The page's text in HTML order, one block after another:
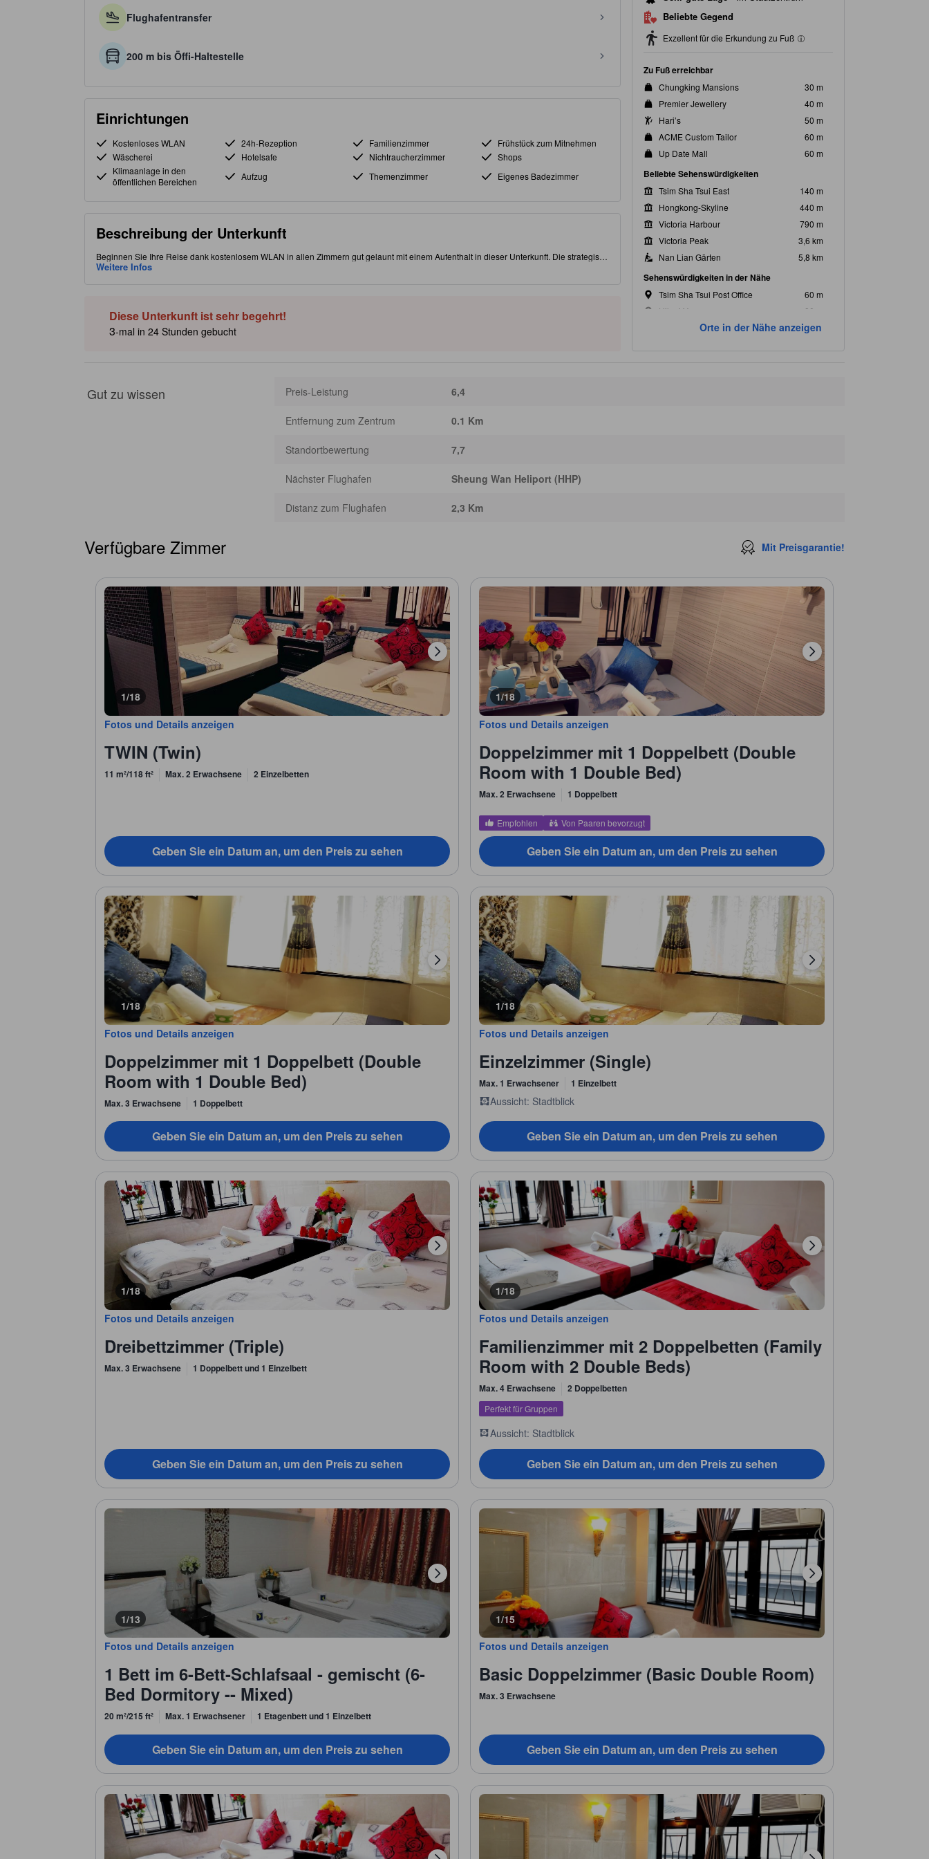
Flughafentransfer
200 m bis Öffi-Haltestelle
Einrichtungen
Kostenloses WLAN 24h-Rezeption Familienzimmer
Frühstück zum Mitnehmen
Wäscherei
Hotelsafe Nichtraucherzimmer
Shops
Klimaanlage in den
öffentlichen Bereichen
Aufzug Themenzimmer Eigenes Badezimmer
Beschreibung der Unterkunft
Beginnen Sie Ihre Reise dank kostenlosem WLAN in allen Zimmern gut gelaunt mit einem Aufenthalt in dieser Unterkunft. Die strategisch
günstige Lage im Stadtteil "Tsim Sha Tsui" erlaubt es Ihnen, alle Sehenswürdigkeiten bequem zu erreichen.
Weitere Infos
Diese Unterkunft ist sehr begehrt!
3-mal in 24 Stunden gebucht
Beliebte Gegend
Exzellent für die Erkundung zu Fuß
Zu Fuß erreichbar
Chungking Mansions
30 m
Premier Jewellery
40 m
Hari’s
50 m
ACME Custom Tailor
60 m
Up Date Mall
60 m
Beliebte Sehenswürdigkeiten
Tsim Sha Tsui East
140 m
Hongkong-Skyline
440 m
Victoria Harbour
790 m
Victoria Peak
3,6 km
Nan Lian Gärten
5,8 km
Sehenswürdigkeiten in der Nähe
Tsim Sha Tsui Post Office
60 m
Hikari Yoga
80 m
Prestige Tower
110 m
Orte in der Nähe anzeigen
Gut zu wissen Preis-Leistung 6,4
Entfernung zum Zentrum 0.1 Km
Standortbewertung 7,7
Nächster Flughafen Sheung Wan Heliport (HHP)
Distanz zum Flughafen 2,3 Km
Verfügbare Zimmer Mit Preisgarantie!
1/18
Fotos und Details anzeigen
TWIN (Twin)
11 m²/118 ft² Max. 2 Erwachsene 2 Einzelbetten
Geben Sie ein Datum an, um den Preis zu sehen
1/18
Fotos und Details anzeigen
Doppelzimmer mit 1 Doppelbett (Double
Room with 1 Double Bed)
Max. 2 Erwachsene 1 Doppelbett
Empfohlen Von Paaren bevorzugt
Geben Sie ein Datum an, um den Preis zu sehen
1/18
Fotos und Details anzeigen
Doppelzimmer mit 1 Doppelbett (Double
Room with 1 Double Bed)
Max. 3 Erwachsene 1 Doppelbett
Geben Sie ein Datum an, um den Preis zu sehen
1/18
Fotos und Details anzeigen
Einzelzimmer (Single)
Max. 1 Erwachsener 1 Einzelbett
Aussicht: Stadtblick
Geben Sie ein Datum an, um den Preis zu sehen
1/18
Fotos und Details anzeigen
Dreibettzimmer (Triple)
Max. 3 Erwachsene 1 Doppelbett und 1 Einzelbett
Geben Sie ein Datum an, um den Preis zu sehen
1/18
Fotos und Details anzeigen
Familienzimmer mit 2 Doppelbetten (Family
Room with 2 Double Beds)
Max. 4 Erwachsene 2 Doppelbetten
Perfekt für Gruppen
Aussicht: Stadtblick
Geben Sie ein Datum an, um den Preis zu sehen
1/13
Fotos und Details anzeigen
1 Bett im 6-Bett-Schlafsaal - gemischt (6-
Bed Dormitory -- Mixed)
20 m²/215 ft² Max. 1 Erwachsener 1 Etagenbett und 1 Einzelbett
Geben Sie ein Datum an, um den Preis zu sehen
1/15
Fotos und Details anzeigen
Basic Doppelzimmer (Basic Double Room)
Max. 3 Erwachsene
Geben Sie ein Datum an, um den Preis zu sehen